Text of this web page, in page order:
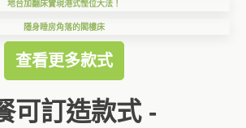
地台加翻床實現港式慳位大法！
隱身睡房角落的閣樓床
查看更多款式
可訂造款式 -